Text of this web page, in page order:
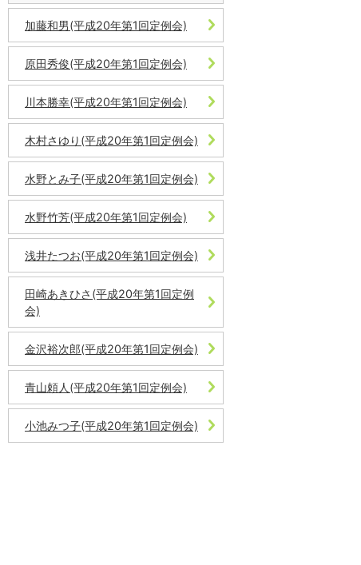
加藤和男(平成20年第1回定例会)
原田秀俊(平成20年第1回定例会)
川本勝幸(平成20年第1回定例会)
木村さゆり(平成20年第1回定例会)
水野とみ子(平成20年第1回定例会)
水野竹芳(平成20年第1回定例会)
浅井たつお(平成20年第1回定例会)
田崎あきひさ(平成20年第1回定例
会)
金沢裕次郎(平成20年第1回定例会)
青山頼人(平成20年第1回定例会)
小池みつ子(平成20年第1回定例会)